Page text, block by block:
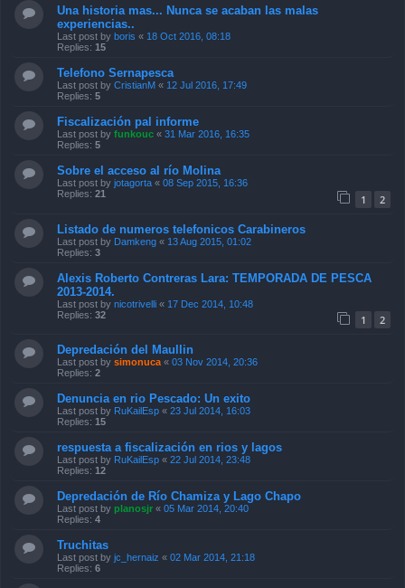
Una historia mas... Nunca se acaban las malas
experiencias..
Last post by boris « 18 Oct 2016, 08:18
Replies: 15
Telefono Sernapesca
Last post by CristianM « 12 Jul 2016, 17:49
Replies: 5
Fiscalización pal informe
Last post by funkouc « 31 Mar 2016, 16:35
Replies: 5
Sobre el acceso al río Molina
Last post by jotagorta « 08 Sep 2015, 16:36
Replies: 21 1 2
Listado de numeros telefonicos Carabineros
Last post by Damkeng « 13 Aug 2015, 01:02
Replies: 3
Alexis Roberto Contreras Lara: TEMPORADA DE PESCA
2013-2014.
Last post by nicotrivelli « 17 Dec 2014, 10:48
Replies: 32 1 2
Depredación del Maullin
Last post by simonuca « 03 Nov 2014, 20:36
Replies: 2
Denuncia en rio Pescado: Un exito
Last post by RuKailEsp « 23 Jul 2014, 16:03
Replies: 15
respuesta a fiscalización en rios y lagos
Last post by RuKailEsp « 22 Jul 2014, 23:48
Replies: 12
Depredación de Río Chamiza y Lago Chapo
Last post by planosjr « 05 Mar 2014, 20:40
Replies: 4
Truchitas
Last post by jc_hernaiz « 02 Mar 2014, 21:18
Replies: 6